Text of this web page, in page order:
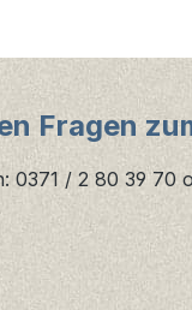
Fragen
0371 / 2 80 39 70